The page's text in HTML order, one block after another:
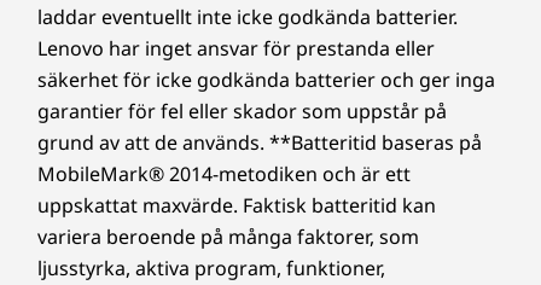
laddar eventuellt inte icke godkända batterier.
Lenovo har inget ansvar för prestanda eller
säkerhet för icke godkända batterier och ger inga
garantier för fel eller skador som uppstår på
grund av att de används. **Batteritid baseras på
MobileMark® 2014-metodiken och är ett
uppskattat maxvärde. Faktisk batteritid kan
variera beroende på många faktorer, som
ljusstyrka, aktiva program, funktioner,